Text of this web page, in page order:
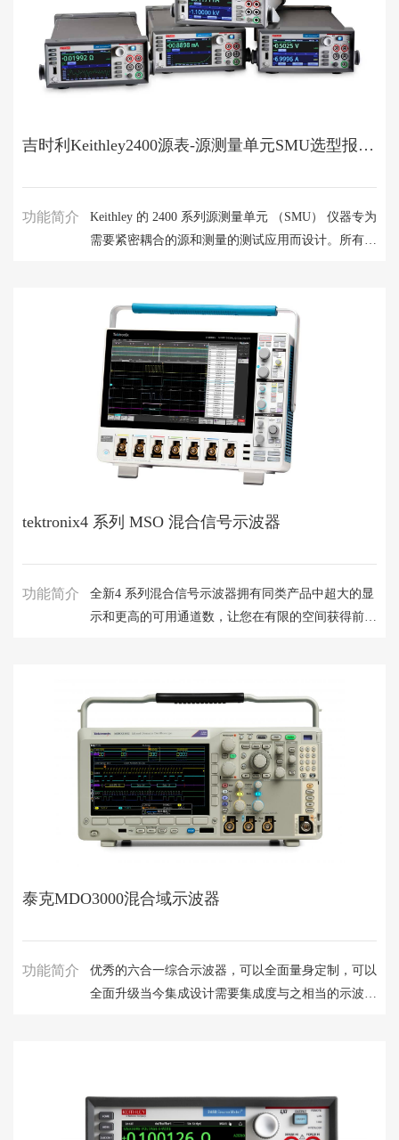
吉时利Keithley2400源表-源测量单元SMU选型报价 | Keithley代理金凯博
功能简介
Keithley 的 2400 系列源测量单元 （SMU） 仪器专为
需要紧密耦合的源和测量的测试应用而设计。所有
的直流电源，又是真正的仪器级 61/2 位万用表。电
源特性包括低噪声、精度和回读。万用表功能包括高
重复性和低噪声。是一款紧凑的单通道直流参数测试
仪。在操作中，这些仪器可以充当电压源、电流源、
电压表、电流表和欧姆表。
tektronix4 系列 MSO 混合信号示波器
功能简介
全新4 系列混合信号示波器拥有同类产品中超大的显
示和更高的可用通道数，让您在有限的空间获得前所
泰克MDO3000混合域示波器
功能简介
优秀的六合一综合示波器，可以全面量身定制，可以
全面升级当今集成设计需要集成度与之相当的示波
列可以全面定制及全面升级，您可以现在或在以后需
要时增加仪器和性能。